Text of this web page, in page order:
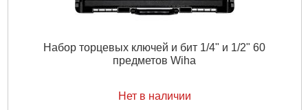
Набор торцевых ключей и бит 1/4" и 1/2" 60
предметов Wiha
Нет в наличии